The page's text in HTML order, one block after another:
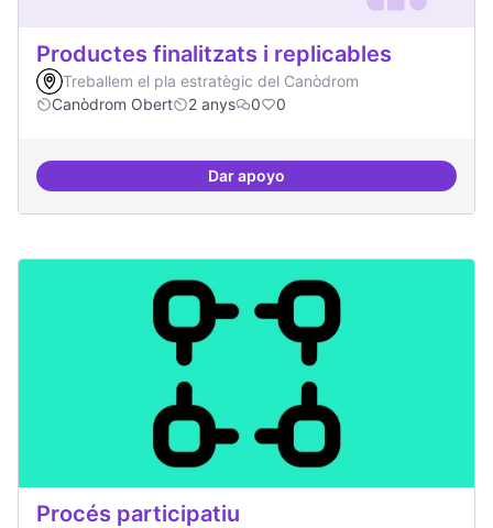
Productes finalitzats i replicables
Treballem el pla estratègic del Canòdrom
Canòdrom Obert
2 anys 0 0
Dar apoyoProductes finalitzats i
Procés participatiu